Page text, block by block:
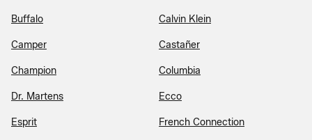
Buffalo Calvin Klein
Camper Castañer
Champion Columbia
Dr. Martens Ecco
Esprit French Connection